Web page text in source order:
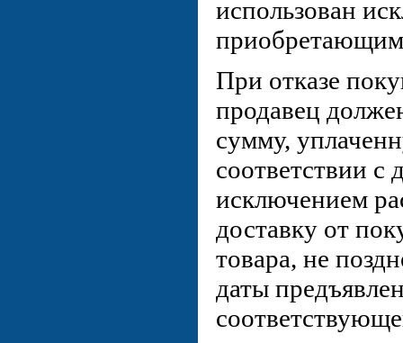
использован
приобретающим
При отказе
продавец
сумму,
соответствии с
исключением
доставку от
товара, не
даты